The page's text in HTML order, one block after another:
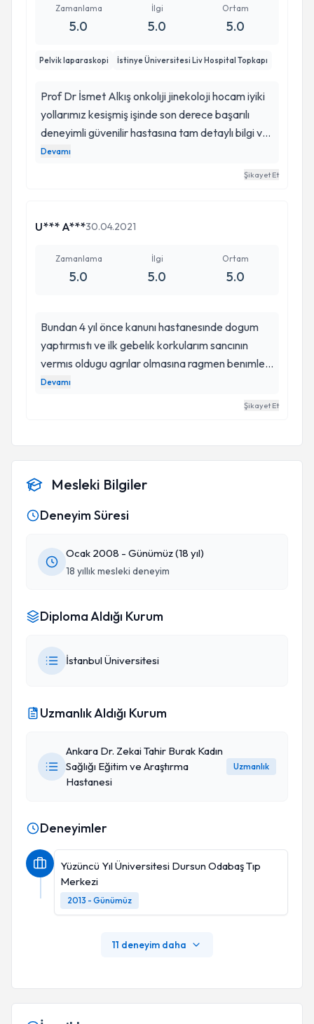
yollarımız kesişmiş.
Zamanlama
5.0
İlgi
5.0
Ortam
5.0
Pelvik laparaskopi İstinye Üniversitesi Liv Hospital Topkapı
Prof Dr İsmet Alkış onkolıji jinekoloji hocam iyiki
yollarımız kesişmiş işinde son derece başarılı
deneyimli güvenilir hastasına tam detaylı bilgi ve
güven veren yumurtalık kıstı dolayısı ile allah
İsmet hocamı karşıma çıkardı yapılan tetkikler
sayenizde bir sürü insan sağlığına kavuşuyor
Devamı
Şikayet Et
U*** A***30.04.2021
Zamanlama
5.0
İlgi
5.0
Ortam
5.0
Bundan 4 yıl önce kanunı hastanesınde dogum
yaptırmıstı ve ilk gebelık korkularım sancının
vermıs oldugu agrılar olmasına ragmen benımle
devamlı konustu ve pıskoljıkmen cok rahatlattı ve
dogum esnasında devamlı sakın olmam için esbıtı
Devamı
Şikayet Et
Mesleki Bilgiler
Deneyim Süresi
Ocak 2008 - Günümüz (18 yıl)
18 yıllık mesleki deneyim
Diploma Aldığı Kurum
İstanbul Üniversitesi
Uzmanlık Aldığı Kurum
Ankara Dr. Zekai Tahir Burak Kadın
Sağlığı Eğitim ve Araştırma
Hastanesi
Uzmanlık
Deneyimler
Yüzüncü Yıl Üniversitesi Dursun Odabaş Tıp
Merkezi
2013 - Günümüz
11 deneyim daha